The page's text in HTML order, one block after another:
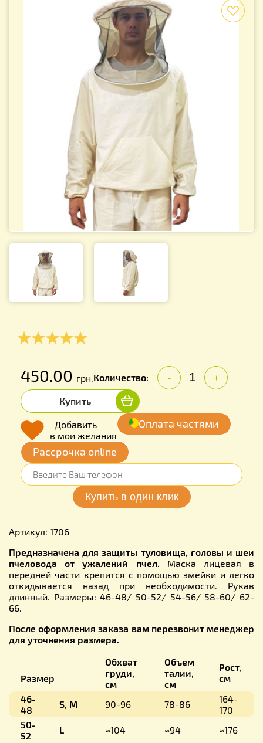
450.00 грн.Количество: - +
Купить
Добавить
в мои желания
Оплата частями
Рассрочка online
Артикул: 1706
Предназначена для защиты туловища, головы и шеи
пчеловода от ужалений пчел. Маска лицевая в
передней части крепится с помощью змейки и легко
откидывается назад при необходимости. Рукав
длинный. Размеры: 46-48/ 50-52/ 54-56/ 58-60/ 62-
66.
После оформления заказа вам перезвонит менеджер
для уточнения размера.
Размер
Обхват
груди,
см
Объем
талии,
см
Рост,
см
46-
48
S, M 90-96 78-86
164-
170
50-
52
L ≈104 ≈94
≈176